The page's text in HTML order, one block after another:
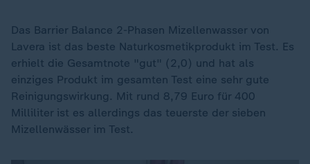
Das Barrier Balance 2-Phasen Mizellenwasser von
Lavera ist das beste Naturkosmetikprodukt im Test. Es
erhielt die Gesamtnote "gut" (2,0) und hat als
einziges Produkt im gesamten Test eine sehr gute
Reinigungswirkung. Mit rund 8,79 Euro für 400
Milliliter ist es allerdings das teuerste der sieben
Mizellenwässer im Test.